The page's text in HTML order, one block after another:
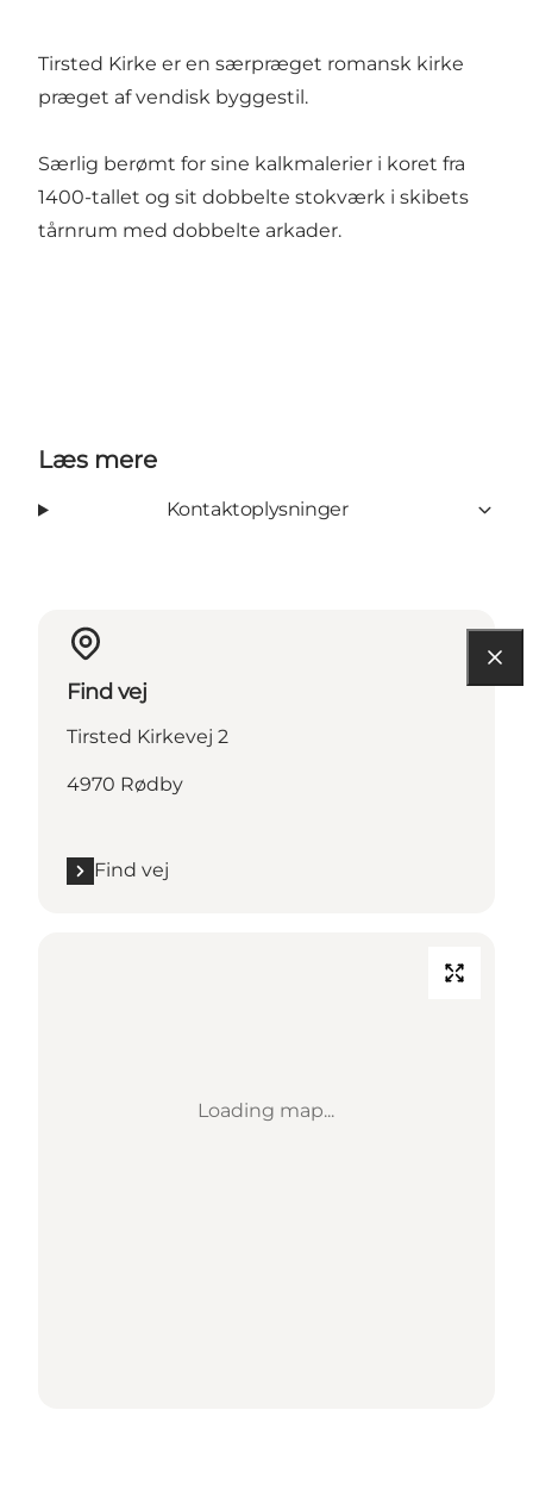
Tirsted Kirke er en særpræget romansk kirke
præget af vendisk byggestil.
Særlig berømt for sine kalkmalerier i koret fra
1400-tallet og sit dobbelte stokværk i skibets
tårnrum med dobbelte arkader.
Læs mere
Kontaktoplysninger
Find vej
Tirsted Kirkevej 2
4970 Rødby
Find vej
Loading map...